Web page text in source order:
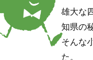
雄大な
知県の
そんな
た。